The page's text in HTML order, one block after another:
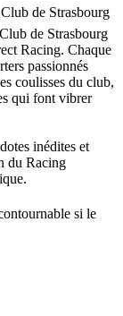
de Strasbourg
de Strasbourg
Racing. Chaque
passionnés
coulisses du club,
qui font vibrer
inédites et
du Racing
si le